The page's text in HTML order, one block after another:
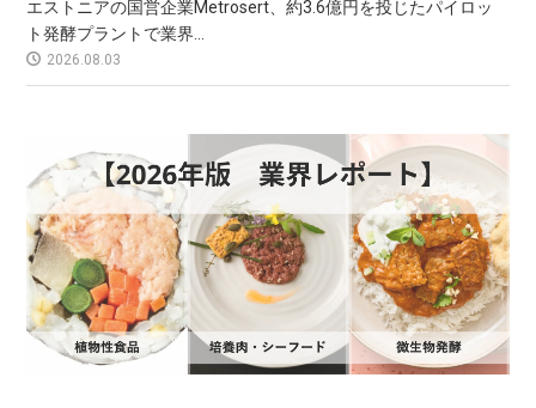
エストニアの国営企業Metrosert、約3.6億円を投じたパイロッ
ト発酵プラントで業界...
2026.08.03